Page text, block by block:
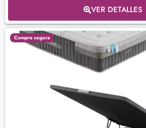
VER DETALLES
Compra segura